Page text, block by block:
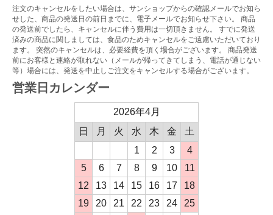
注文のキャンセルをしたい場合は、サンショップからの確認メールでお知ら
せした、商品の発送日の前日までに、電子メールでお知らせ下さい。 商品
の発送前でしたら、キャンセルに伴う費用は一切頂きません。 すでに発送
済みの商品に関しましては、食品のためキャンセルをご遠慮いただいており
ます。 突然のキャンセルは、必要経費を頂く場合がございます。 商品発送
前にお客様と連絡が取れない（メールが帰ってきてしまう、電話が通じない
等）場合には、発送を中止しご注文をキャンセルする場合がございます。
営業日カレンダー
2026年4月
日
月 火 水 木 金
土
1
2 3
4
5
6 7 8 9 10
11
12
13 14 15 16 17
18
19
20 21 22 23 24
25